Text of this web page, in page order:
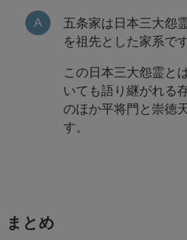
五条家は日本三大怨
を祖先とした家系です
この日本三大怨霊と
いても語り継がれる
のほか平将門と崇徳
す。
まとめ